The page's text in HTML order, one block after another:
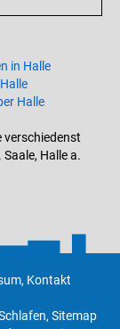
in Halle
Halle
verschiedenst
Halle a.
, Kontakt
, Sitemap